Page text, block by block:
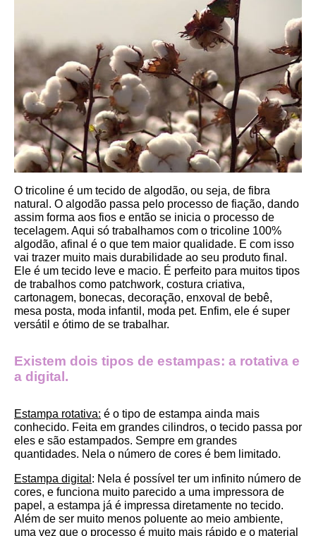
O tricoline é um tecido de algodão, ou seja, de fibra
natural. O algodão passa pelo processo de fiação, dando
assim forma aos fios e então se inicia o processo de
tecelagem. Aqui só trabalhamos com o tricoline 100%
algodão, afinal é o que tem maior qualidade. E com isso
vai trazer muito mais durabilidade ao seu produto final.
Ele é um tecido leve e macio. É perfeito para muitos tipos
de trabalhos como patchwork, costura criativa,
cartonagem, bonecas, decoração, enxoval de bebê,
mesa posta, moda infantil, moda pet. Enfim, ele é super
versátil e ótimo de se trabalhar.
Existem dois tipos de estampas: a rotativa e
a digital.
Estampa rotativa: é o tipo de estampa ainda mais
conhecido. Feita em grandes cilindros, o tecido passa por
eles e são estampados. Sempre em grandes
quantidades. Nela o número de cores é bem limitado.
Estampa digital : Nela é possível ter um infinito número de
cores, e funciona muito parecido a uma impressora de
papel, a estampa já é impressa diretamente no tecido.
Além de ser muito menos poluente ao meio ambiente,
uma vez que o processo é muito mais rápido e o material